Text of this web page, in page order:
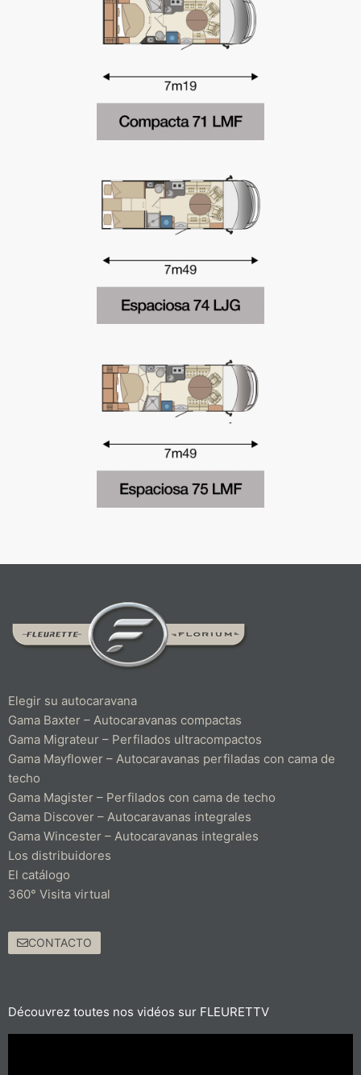
Elegir su autocaravana
Gama Baxter – Autocaravanas compactas
Gama Migrateur – Perfilados ultracompactos
Gama Mayflower – Autocaravanas perfiladas con cama de
techo
Gama Magister – Perfilados con cama de techo
Gama Discover – Autocaravanas integrales
Gama Wincester – Autocaravanas integrales
Los distribuidores
El catálogo
360° Visita virtual
CONTACTO
Découvrez toutes nos vidéos sur FLEURETTV